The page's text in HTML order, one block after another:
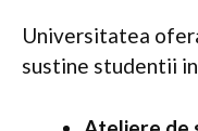
Universitatea
sustine studentii